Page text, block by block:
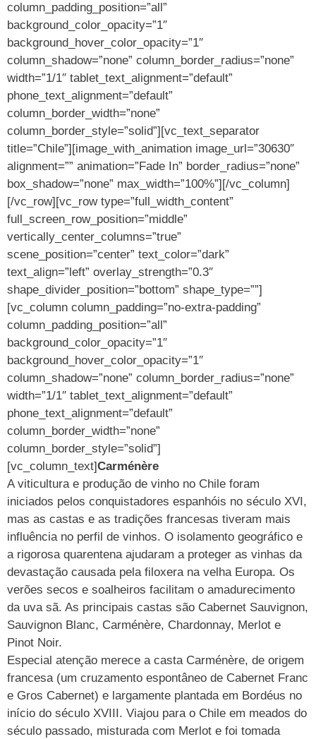
column_padding_position=”all”
background_color_opacity=”1″
background_hover_color_opacity=”1″
column_shadow=”none” column_border_radius=”none”
width=”1/1″ tablet_text_alignment=”default”
phone_text_alignment=”default”
column_border_width=”none”
column_border_style=”solid”][vc_text_separator
title=”Chile”][image_with_animation image_url=”30630″
alignment=”” animation=”Fade In” border_radius=”none”
box_shadow=”none” max_width=”100%”][/vc_column]
[/vc_row][vc_row type=”full_width_content”
full_screen_row_position=”middle”
vertically_center_columns=”true”
scene_position=”center” text_color=”dark”
text_align=”left” overlay_strength=”0.3″
shape_divider_position=”bottom” shape_type=””]
[vc_column column_padding=”no-extra-padding”
column_padding_position=”all”
background_color_opacity=”1″
background_hover_color_opacity=”1″
column_shadow=”none” column_border_radius=”none”
width=”1/1″ tablet_text_alignment=”default”
phone_text_alignment=”default”
column_border_width=”none”
column_border_style=”solid”]
[vc_column_text]Carménère
A viticultura e produção de vinho no Chile foram
iniciados pelos conquistadores espanhóis no século XVI,
mas as castas e as tradições francesas tiveram mais
influência no perfil de vinhos. O isolamento geográfico e
a rigorosa quarentena ajudaram a proteger as vinhas da
devastação causada pela filoxera na velha Europa. Os
verões secos e soalheiros facilitam o amadurecimento
da uva sã. As principais castas são Cabernet Sauvignon,
Sauvignon Blanc, Carménère, Chardonnay, Merlot e
Pinot Noir.
Especial atenção merece a casta Carménère, de origem
francesa (um cruzamento espontâneo de Cabernet Franc
e Gros Cabernet) e largamente plantada em Bordéus no
início do século XVIII. Viajou para o Chile em meados do
século passado, misturada com Merlot e foi tomada